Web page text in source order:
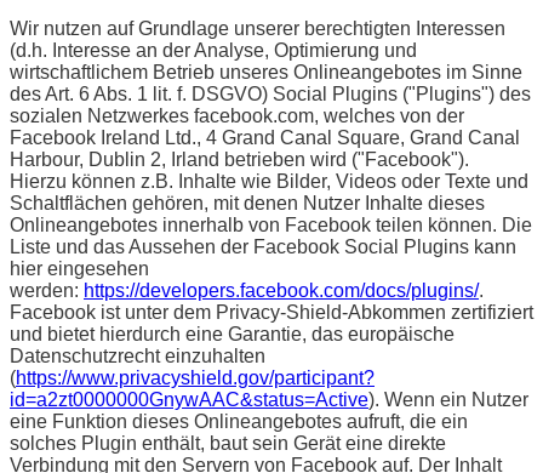
Wir nutzen auf Grundlage unserer berechtigten Interessen
(d.h. Interesse an der Analyse, Optimierung und
wirtschaftlichem Betrieb unseres Onlineangebotes im Sinne
des Art. 6 Abs. 1 lit. f. DSGVO) Social Plugins ("Plugins") des
sozialen Netzwerkes facebook.com, welches von der
Facebook Ireland Ltd., 4 Grand Canal Square, Grand Canal
Harbour, Dublin 2, Irland betrieben wird ("Facebook").
Hierzu können z.B. Inhalte wie Bilder, Videos oder Texte und
Schaltflächen gehören, mit denen Nutzer Inhalte dieses
Onlineangebotes innerhalb von Facebook teilen können. Die
Liste und das Aussehen der Facebook Social Plugins kann
hier eingesehen
werden: https://developers.facebook.com/docs/plugins/.
Facebook ist unter dem Privacy-Shield-Abkommen zertifiziert
und bietet hierdurch eine Garantie, das europäische
Datenschutzrecht einzuhalten
(https://www.privacyshield.gov/participant?
id=a2zt0000000GnywAAC&status=Active). Wenn ein Nutzer
eine Funktion dieses Onlineangebotes aufruft, die ein
solches Plugin enthält, baut sein Gerät eine direkte
Verbindung mit den Servern von Facebook auf. Der Inhalt